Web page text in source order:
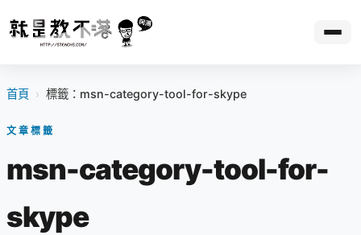
首頁 › 標籤：msn-category-tool-for-skype
文章標籤
msn-category-tool-for-
skype